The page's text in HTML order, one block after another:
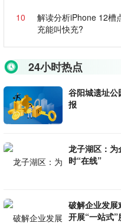
10
解读分析iPhone 12槽
充能叫快充?
24小时热点
谷阳城遗址公
报
龙子湖区：
时“在线”
破解企业发展
开展“一站式